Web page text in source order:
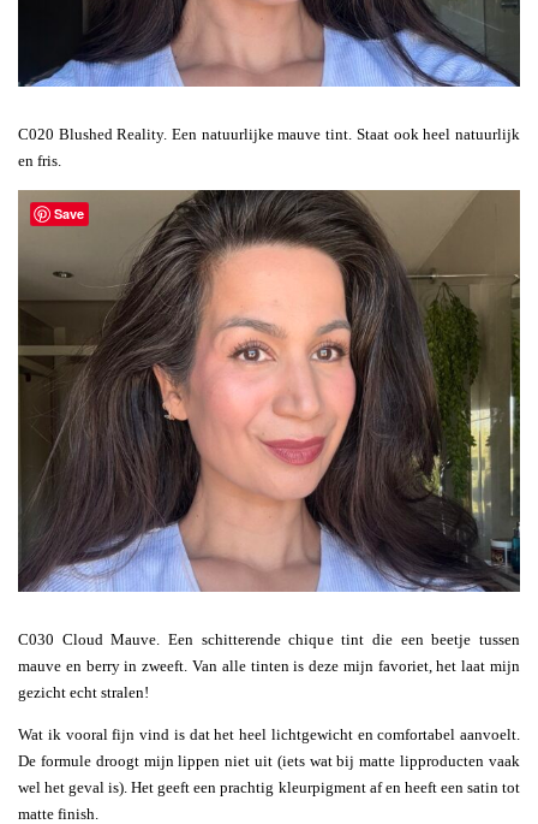
C020 Blushed Reality. Een natuurlijke mauve tint. Staat ook heel natuurlijk
en fris.
C030 Cloud Mauve. Een schitterende chique tint die een beetje tussen
mauve en berry in zweeft. Van alle tinten is deze mijn favoriet, het laat mijn
gezicht echt stralen!
Wat ik vooral fijn vind is dat het heel lichtgewicht en comfortabel aanvoelt.
De formule droogt mijn lippen niet uit (iets wat bij matte lipproducten vaak
wel het geval is). Het geeft een prachtig kleurpigment af en heeft een satin tot
matte finish.
Save